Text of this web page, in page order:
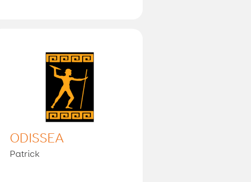
ODISSEA
Patrick